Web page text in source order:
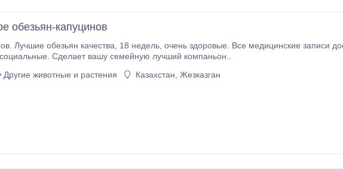
обезьян-капуцинов
недель, очень здоровые. Все медицинские записи доступны. Приветствуя,
Сделает вашу семейную лучший компаньон..
Другие животные и растения Казахстан, Жезказган